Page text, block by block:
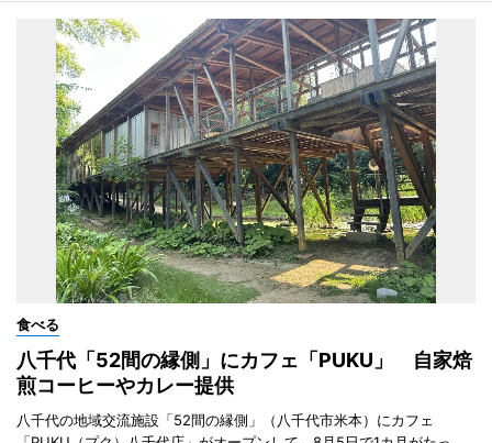
食べる
八千代「52間の縁側」にカフェ「PUKU」 自家焙
煎コーヒーやカレー提供
八千代の地域交流施設「52間の縁側」（八千代市米本）にカフェ